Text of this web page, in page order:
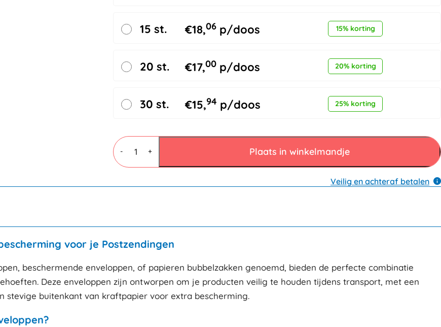
15 st. €18,06 p/doos 15% korting
20 st. €17,00 p/doos 20% korting
30 st. €15,94 p/doos 25% korting
-
Papieren
Luchtkussenenveloppen
G-
240x340mm
+ Plaats in winkelmandje
Veilig en achteraf betalen
voor je Postzendingen
beschermende enveloppen, of papieren bubbelzakken genoemd, bieden de perfecte combinatie
Deze enveloppen zijn ontworpen om je producten veilig te houden tijdens transport, met een
stevige buitenkant van kraftpapier voor extra bescherming.